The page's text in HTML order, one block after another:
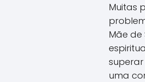
Muitas
Mãe
superar
uma